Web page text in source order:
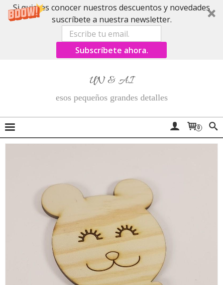
Si quieres conocer nuestros descuentos y novedades
suscríbete a nuestra newsletter.
Subscríbete ahora.
UN & AI
esos pequeños grandes detalles
0